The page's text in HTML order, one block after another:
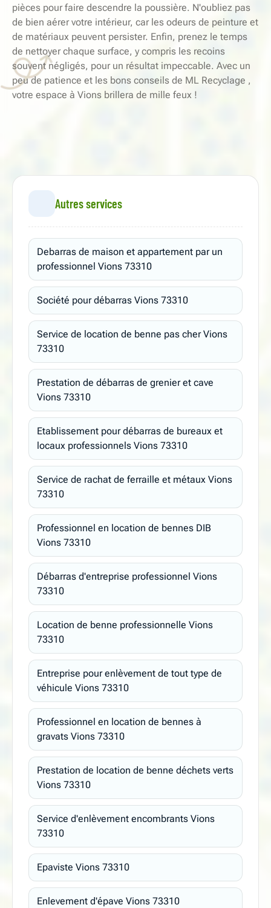
pièces pour faire descendre la poussière. N'oubliez pas
de bien aérer votre intérieur, car les odeurs de peinture et
de matériaux peuvent persister. Enfin, prenez le temps
de nettoyer chaque surface, y compris les recoins
souvent négligés, pour un résultat impeccable. Avec un
peu de patience et les bons conseils de ML Recyclage ,
votre espace à Vions brillera de mille feux !
Autres services
Debarras de maison et appartement par un
professionnel Vions 73310
Société pour débarras Vions 73310
Service de location de benne pas cher Vions
73310
Prestation de débarras de grenier et cave
Vions 73310
Etablissement pour débarras de bureaux et
locaux professionnels Vions 73310
Service de rachat de ferraille et métaux Vions
73310
Professionnel en location de bennes DIB
Vions 73310
Débarras d'entreprise professionnel Vions
73310
Location de benne professionnelle Vions
73310
Entreprise pour enlèvement de tout type de
véhicule Vions 73310
Professionnel en location de bennes à
gravats Vions 73310
Prestation de location de benne déchets verts
Vions 73310
Service d'enlèvement encombrants Vions
73310
Epaviste Vions 73310
Enlevement d'épave Vions 73310